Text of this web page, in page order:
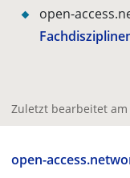
open-
Zuletzt bearbeitet am
open-